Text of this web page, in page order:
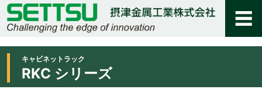
キャビネットラック
RKC シリーズ